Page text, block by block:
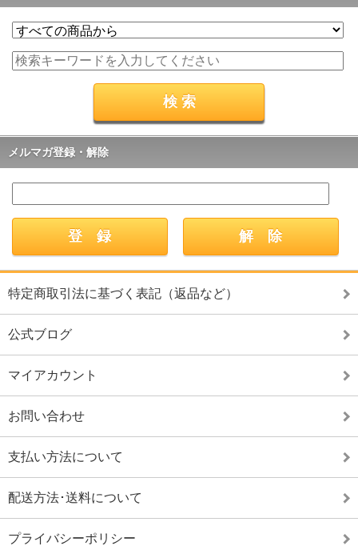
メルマガ登録・解除
特定商取引法に基づく表記（返品など）
公式ブログ
マイアカウント
お問い合わせ
支払い方法について
配送方法･送料について
プライバシーポリシー